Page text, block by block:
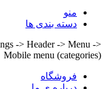
منو
دسته بندی ها
-> Header -> Menu ->
Mobile menu (categories)
فروشگاه